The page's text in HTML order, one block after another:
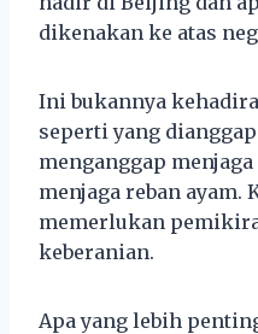
dikenakan ke atas
Ini bukannya
seperti yang
menganggap
menjaga reban ayam.
memerlukan
keberanian.
Apa yang lebih